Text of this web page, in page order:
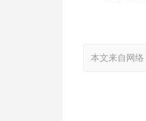
本文来自网络